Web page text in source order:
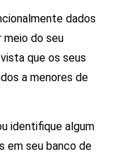
dados
meio do seu
que os seus
a menores de
identifique algum
em seu banco de